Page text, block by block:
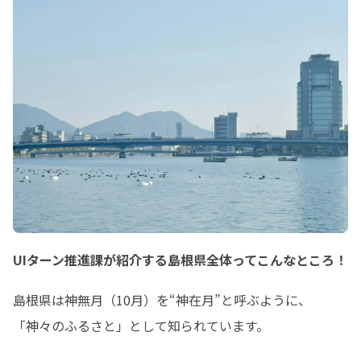
UIターン推進課が紹介する島根県全体ってこんなところ！
島根県は神無月（10月）を“神在月”と呼ぶように、
「神々のふるさと」として知られています。